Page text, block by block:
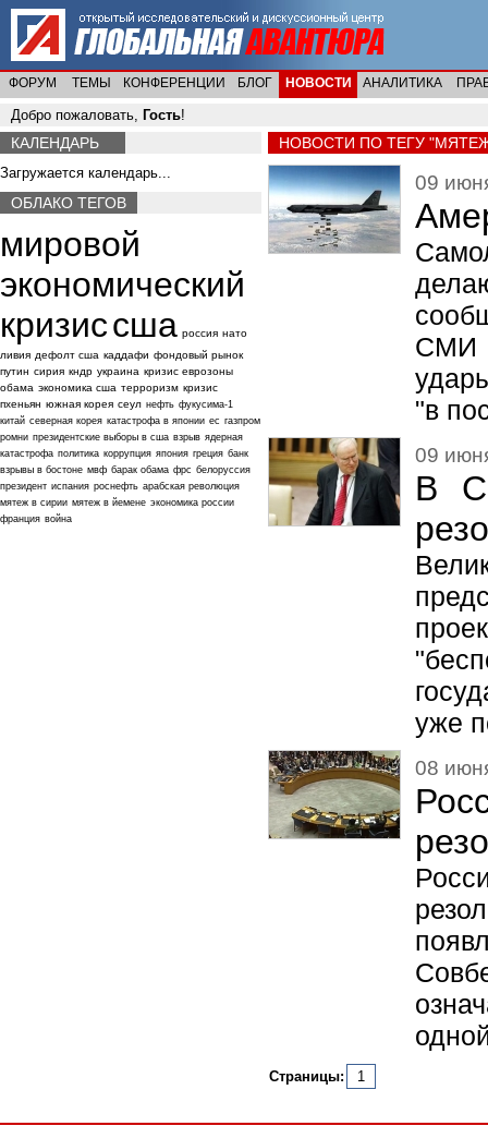
ФОРУМ ТЕМЫ КОНФЕРЕНЦИИ БЛОГ НОВОСТИ АНАЛИТИКА
Добро пожаловать, Гость!
НОВОСТИ ПО ТЕГУ
09
СМИ
"в
09
В
уже
08
Страницы: 1
КАЛЕНДАРЬ
Загружается календарь...
ОБЛАКО ТЕГОВ
мировой
экономический
кризиссша россия нато
ливия дефолт сша каддафи фондовый рынок
путин сирия кндр украина кризис еврозоны
обама экономика сша терроризм кризис
пхеньян южная корея сеул нефть фукусима-1
китай северная корея катастрофа в японии ес газпром
ромни президентские выборы в сша взрыв ядерная
катастрофа политика коррупция япония греция банк
взрывы в бостоне мвф барак обама фрс белоруссия
президент испания роснефть арабская революция
мятеж в сирии мятеж в йемене экономика россии
франция война